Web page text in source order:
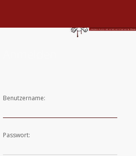
Benutzername:
Passwort: